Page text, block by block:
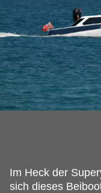
Im Heck der
sich dieses